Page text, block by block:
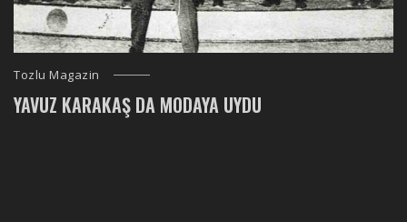
Tozlu Magazin
YAVUZ KARAKAŞ DA MODAYA UYDU